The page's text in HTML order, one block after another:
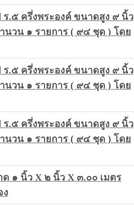
.๕ ครึ่งพระองค์ ขนาดสูง ๙ นิ้ว
วน ๑ รายการ ( ๙๔ ชุด ) โดย
.๕ ครึ่งพระองค์ ขนาดสูง ๙ นิ้ว
วน ๑ รายการ ( ๙๔ ชุด ) โดย
.๕ ครึ่งพระองค์ ขนาดสูง ๙ นิ้ว
วน ๑ รายการ ( ๙๔ ชุด ) โดย
๑ นิ้ว X ๒ นิ้ว X ๓.๐๐ เมตร
ง